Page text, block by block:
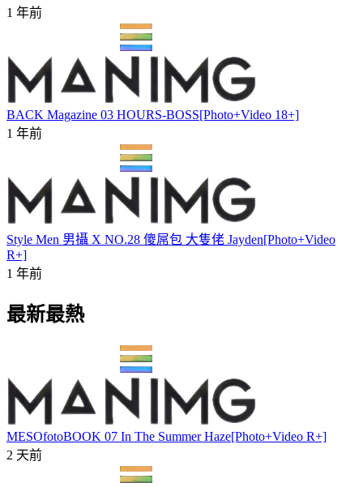
1 年前
BACK Magazine 03 HOURS-BOSS[Photo+Video 18+]
1 年前
Style Men 男攝 X NO.28 傻屌包 大隻佬 Jayden[Photo+Video
R+]
1 年前
最新最熱
MESOfotoBOOK 07 In The Summer Haze[Photo+Video R+]
2 天前